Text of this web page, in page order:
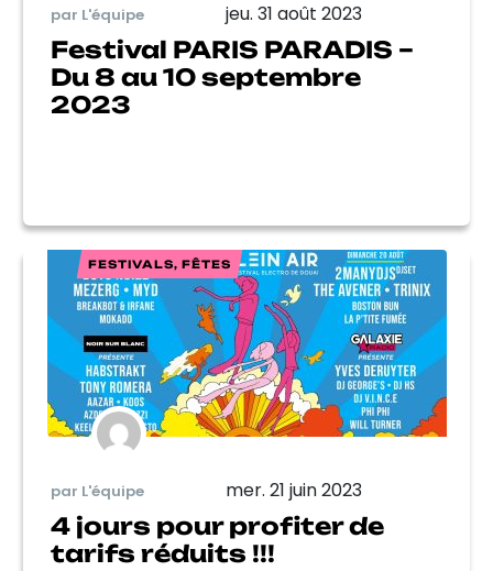
par L'équipe jeu. 31 août 2023
Festival PARIS PARADIS –
Du 8 au 10 septembre
2023
FESTIVALS, FÊTES
par L'équipe mer. 21 juin 2023
4 jours pour profiter de
tarifs réduits !!!